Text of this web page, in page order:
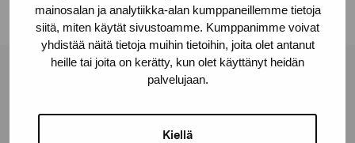
mainosalan ja analytiikka-alan kumppaneillemme tietoja
siitä, miten käytät sivustoamme. Kumppanimme voivat
yhdistää näitä tietoja muihin tietoihin, joita olet antanut
heille tai joita on kerätty, kun olet käyttänyt heidän
palvelujaan.
Kiellä
Stiftelsen Pro Artibus